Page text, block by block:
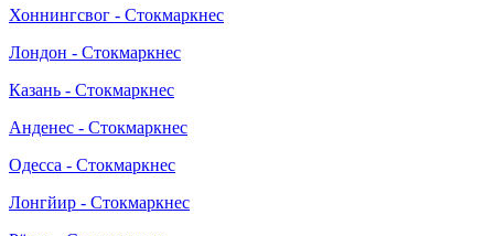
Хоннингсвог - Стокмаркнес
Лондон - Стокмаркнес
Казань - Стокмаркнес
Анденес - Стокмаркнес
Одесса - Стокмаркнес
Лонгйир - Стокмаркнес